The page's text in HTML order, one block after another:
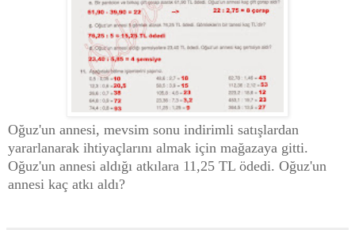
Oğuz'un annesi, mevsim sonu indirimli satışlardan
yararlanarak ihtiyaçlarını almak için mağazaya gitti.
Oğuz'un annesi aldığı atkılara 11,25 TL ödedi. Oğuz'un
annesi kaç atkı aldı?